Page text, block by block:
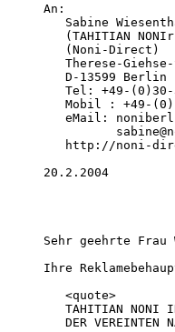
An:
Sabine
(TAHITIAN
   (Noni-Direct)
Therese-
D-13599 Berlin
Tel: +49-
Mobil : +49-
eMail:
http://noni-
20.2.2004
Sehr geehrte Frau
Ihre
   <quote>
TAHITIAN NONI
DER VEREINTEN